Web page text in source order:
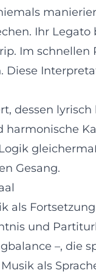
Ihr
Im
Diese
dessen
Gesang.
als
und
–, die
als